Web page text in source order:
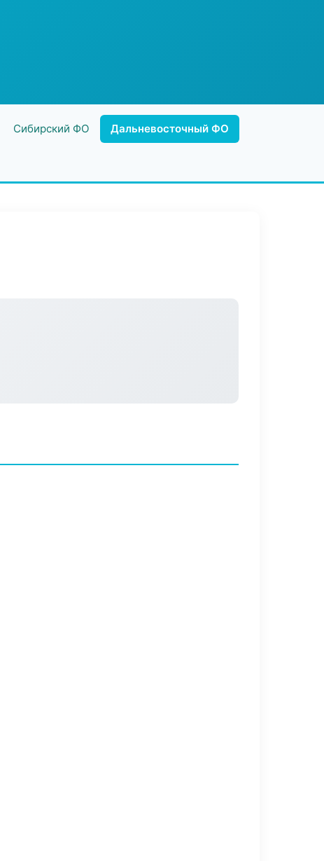
Сибирский ФО Дальневосточный ФО